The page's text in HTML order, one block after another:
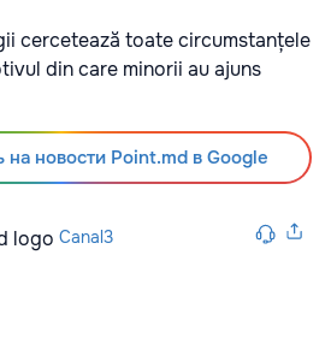
cercetează toate circumstanțele
din care minorii au ajuns
новости Point.md в Google
Canal3